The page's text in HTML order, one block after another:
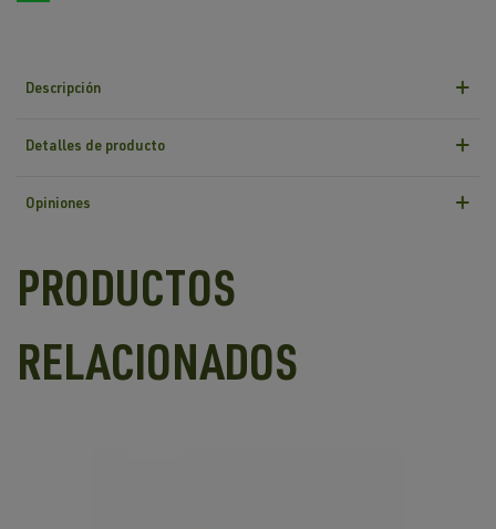
Descripción
Detalles de producto
Opiniones
PRODUCTOS
RELACIONADOS